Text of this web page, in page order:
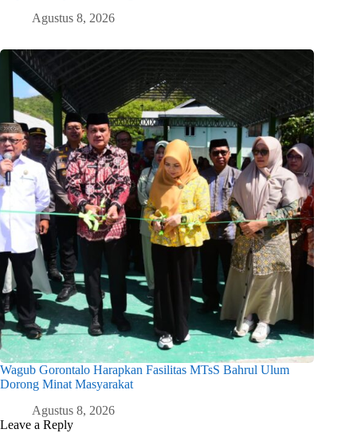
Agustus 8, 2026
Wagub Gorontalo Harapkan Fasilitas MTsS Bahrul Ulum
Dorong Minat Masyarakat
Agustus 8, 2026
Leave a Reply